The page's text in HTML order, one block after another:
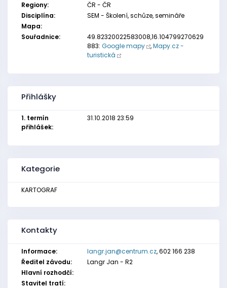
Regiony:
ČR - ČR
Disciplína:
SEM - Školení, schůze, semináře
Mapa:
Souřadnice:
49.82320022583008,16.104799270629
883: Google mapy ,Mapy.cz -
turistická
Přihlášky
1. termín
přihlášek:
31.10.2018 23:59
Kategorie
KARTOGRAF
Kontakty
Informace: langr.jan@centrum.cz, 602 166 238
Ředitel závodu:
Langr Jan - R2
Hlavní rozhodčí:
Stavitel tratí: